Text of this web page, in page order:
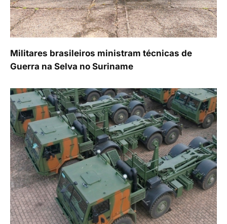
Militares brasileiros ministram técnicas de
Guerra na Selva no Suriname